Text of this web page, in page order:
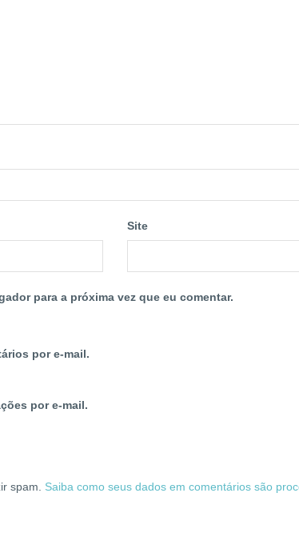
Site
para a próxima vez que eu comentar.
por e-mail.
por e-mail.
spam. Saiba como seus dados em comentários são